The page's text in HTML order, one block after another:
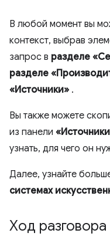
В любой момент вы
контекст, выбрав
запрос в разделе
разделе
«Источники» .
Вы также можете
из панели
узнать, для чего он
Далее, узнайте
системах
Ход разговора